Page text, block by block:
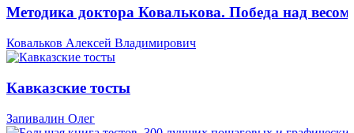
Методика доктора Ковалькова. Победа над весом
Ковальков Алексей Владимирович
Кавказские тосты
Запивалин Олег